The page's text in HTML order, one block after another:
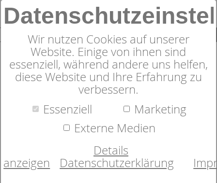
0
Produkte Matratzen 20 Produkte
DieHärtegrad-Analyse
bezieht viele Faktoren
mit ein, um die passende Matratze
dormabell Innova für Sie zu finden. Sie
welcher Härtegrad für Sie der Richtige ist?
Machen Sie hier den Test!
Wir nutzen Cookies auf unserer
Website. Einige von ihnen sind
essenziell, während andere uns helfen,
diese Website und Ihre Erfahrung zu
verbessern.
Essenziell
Marketing
Externe Medien
Details
anzeigen
Datenschutzerklärung